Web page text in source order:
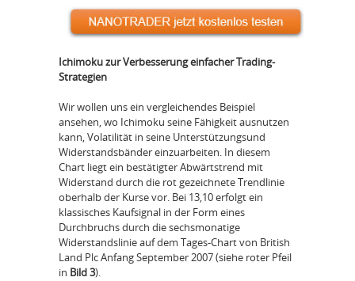
Ichimoku zur Verbesserung einfacher Trading-
Strategien
Wir wollen uns ein vergleichendes Beispiel
ansehen, wo Ichimoku seine Fähigkeit ausnutzen
kann, Volatilität in seine Unterstützungsund
Widerstandsbänder einzuarbeiten. In diesem
Chart liegt ein bestätigter Abwärtstrend mit
Widerstand durch die rot gezeichnete Trendlinie
oberhalb der Kurse vor. Bei 13,10 erfolgt ein
klassisches Kaufsignal in der Form eines
Durchbruchs durch die sechsmonatige
Widerstandslinie auf dem Tages-Chart von British
Land Plc Anfang September 2007 (siehe roter Pfeil
in Bild 3).